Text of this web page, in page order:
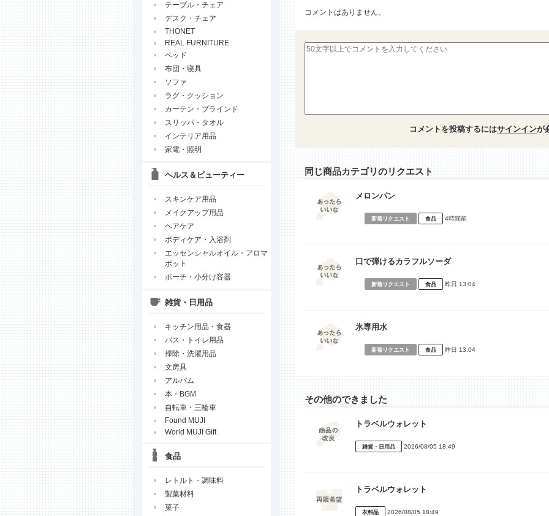
テーブル・チェア
デスク・チェア
THONET
REAL FURNITURE
ベッド
布団・寝具
ソファ
ラグ・クッション
カーテン・ブラインド
スリッパ・タオル
インテリア用品
家電・照明
ヘルス＆ビューティー
スキンケア用品
メイクアップ用品
ヘアケア
ボディケア・入浴剤
エッセンシャルオイル・アロマ
ポット
ポーチ・小分け容器
雑貨・日用品
キッチン用品・食器
バス・トイレ用品
掃除・洗濯用品
文房具
アルバム
本・BGM
自転車・三輪車
Found MUJI
World MUJI Gift
食品
レトルト・調味料
製菓材料
菓子
コメントはありません。
コメントを投稿するにはサインインが
同じ商品カテゴリのリクエスト
メロンパン
新着リクエスト 食品 4時間前
口で弾けるカラフルソーダ
新着リクエスト 食品 昨日 13:04
氷専用水
新着リクエスト 食品 昨日 13:04
その他のできました
トラベルウォレット
雑貨・日用品 2026/08/05 18:49
トラベルウォレット
衣料品 2026/08/05 18:49